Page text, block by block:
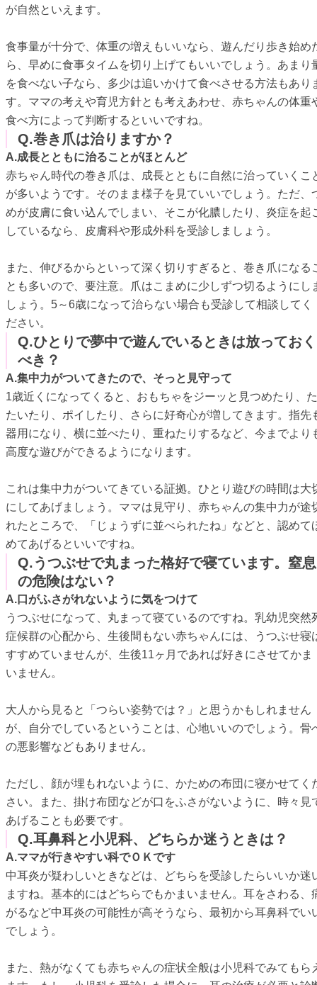
が自然といえます。
食事量が十分で、体重の増えもいいなら、遊んだり歩き始め
ら、早めに食事タイムを切り上げてもいいでしょう。あまり
を食べない子なら、多少は追いかけて食べさせる方法もあり
す。ママの考えや育児方針とも考えあわせ、赤ちゃんの体重
食べ方によって判断するといいですね。
Q.巻き爪は治りますか？
A.成長とともに治ることがほとんど
赤ちゃん時代の巻き爪は、成長とともに自然に治っていくこ
が多いようです。そのまま様子を見ていいでしょう。ただ、
めが皮膚に食い込んでしまい、そこが化膿したり、炎症を起
しているなら、皮膚科や形成外科を受診しましょう。
また、伸びるからといって深く切りすぎると、巻き爪になる
とも多いので、要注意。爪はこまめに少しずつ切るようにし
しょう。5～6歳になって治らない場合も受診して相談してく
ださい。
Q.ひとりで夢中で遊んでいるときは放っておく
べき？
A.集中力がついてきたので、そっと見守って
1歳近くになってくると、おもちゃをジーッと見つめたり、た
たいたり、ポイしたり、さらに好奇心が増してきます。指先
器用になり、横に並べたり、重ねたりするなど、今までより
高度な遊びができるようになります。
これは集中力がついてきている証拠。ひとり遊びの時間は大
にしてあげましょう。ママは見守り、赤ちゃんの集中力が途
れたところで、「じょうずに並べられたね」などと、認めて
めてあげるといいですね。
Q.うつぶせで丸まった格好で寝ています。窒息
の危険はない？
A.口がふさがれないように気をつけて
うつぶせになって、丸まって寝ているのですね。乳幼児突然
症候群の心配から、生後間もない赤ちゃんには、うつぶせ寝
すすめていませんが、生後11ヶ月であれば好きにさせてかま
いません。
大人から見ると「つらい姿勢では？」と思うかもしれません
が、自分でしているということは、心地いいのでしょう。骨
の悪影響などもありません。
ただし、顔が埋もれないように、かための布団に寝かせてく
さい。また、掛け布団などが口をふさがないように、時々見
あげることも必要です。
Q.耳鼻科と小児科、どちらか迷うときは？
A.ママが行きやすい科でＯＫです
中耳炎が疑わしいときなどは、どちらを受診したらいいか迷
ますね。基本的にはどちらでもかまいません。耳をさわる、
がるなど中耳炎の可能性が高そうなら、最初から耳鼻科でい
でしょう。
また、熱がなくても赤ちゃんの症状全般は小児科でみてもら